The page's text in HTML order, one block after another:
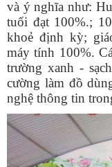
và ý nghĩa như:
tuổi đạt 100%.;
khoẻ định kỳ;
máy tính 100%.
trường xanh -
cường làm đồ
nghệ thông tin